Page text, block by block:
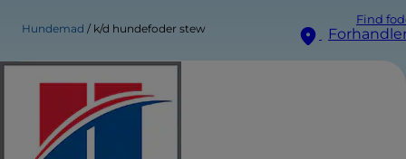
Find
Hundemad k/d hundefoder stew